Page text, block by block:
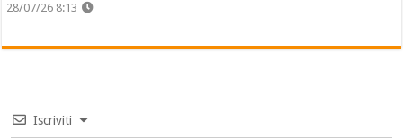
28/07/26 8:13
Iscriviti